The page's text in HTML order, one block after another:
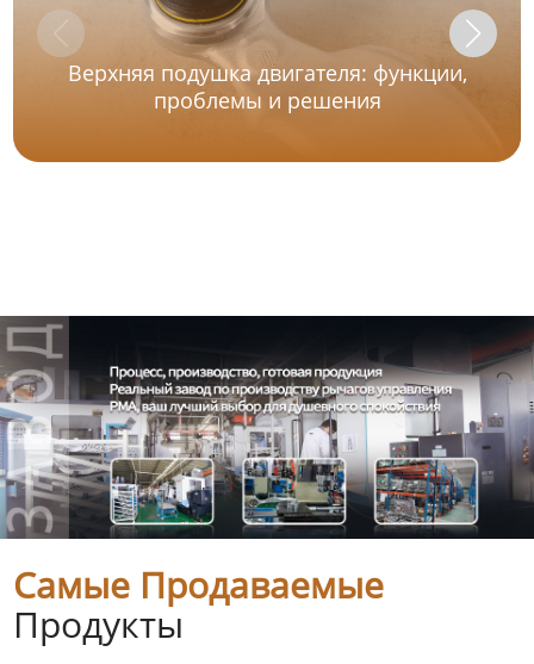
Верхняя подушка двигателя: функции,
проблемы и решения
Самые Продаваемые
Продукты